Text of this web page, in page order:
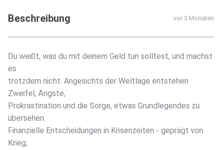
Beschreibung vor 3 Monaten
Du weißt, was du mit deinem Geld tun solltest, und machst
es
trotzdem nicht. Angesichts der Weltlage entstehen
Zweifel, Ängste,
Prokrastination und die Sorge, etwas Grundlegendes zu
übersehen.
Finanzielle Entscheidungen in Krisenzeiten - geprägt von
Krieg,